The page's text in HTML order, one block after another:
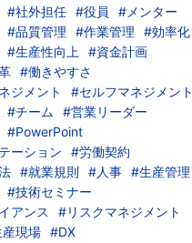
#社外担任 #役員
#メンター
#品質管理 #作業管理
#効率化
#生産性向上
#資金計画
#働きやすさ
ジメント
#セルフマネジメント
#チーム
#営業リーダー
#PowerPoint
ーション
#労働契約
#就業規則 #人事 #生産管理
#技術セミナー
アンス
#リスクマネジメント
現場 #DX